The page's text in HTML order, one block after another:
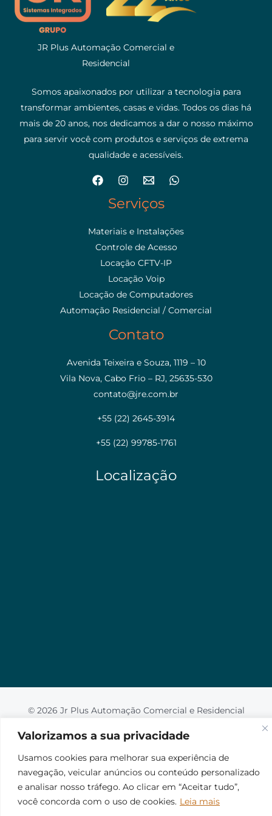
Não aceito
Aceito
JR Plus Automação Comercial e
Residencial
Somos apaixonados por utilizar a tecnologia para
transformar ambientes, casas e vidas. Todos os dias há
mais de 20 anos, nos dedicamos a dar o nosso máximo
para servir você com produtos e serviços de extrema
qualidade e acessíveis.
Serviços
Materiais e Instalações
Controle de Acesso
Locação CFTV-IP
Locação Voip
Locação de Computadores
Automação Residencial / Comercial
Contato
Avenida Teixeira e Souza, 1119 – 10
Vila Nova, Cabo Frio – RJ, 25635-530
contato@jre.com.br
+55 (22) 2645-3914
+55 (22) 99785-1761
Localização
© 2026 Jr Plus Automação Comercial e Residencial
CriaçãoCesarWeb
Fale Conosco